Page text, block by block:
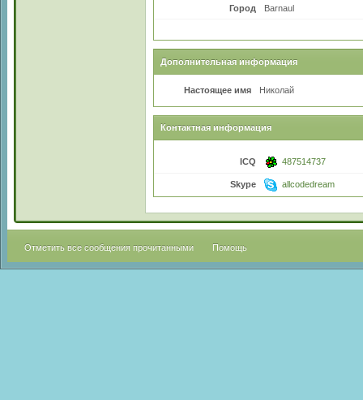
Город Barnaul
Дополнительная информация
Настоящее имя Николай
Контактная информация
ICQ 487514737
Skype allcodedream
Отметить все сообщения прочитанными Помощь